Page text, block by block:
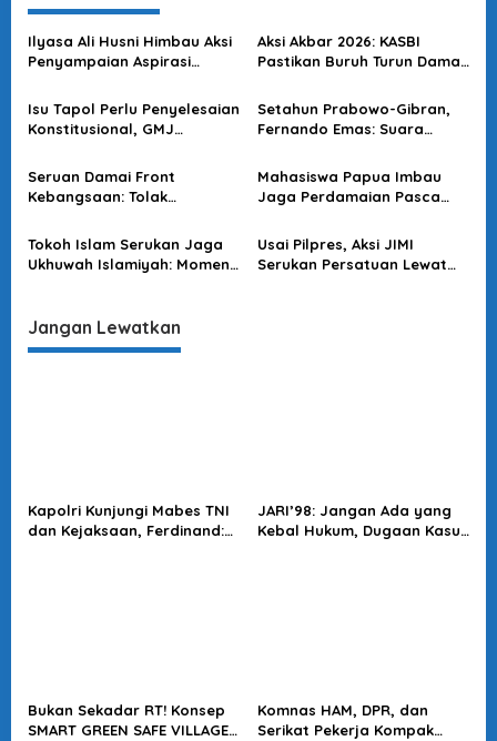
a
s
i
p
o
s
Ilyasa Ali Husni Himbau Aksi
Penyampaian Aspirasi
Perundang-undangan
Aksi Akbar 2026: KASBI
Pastikan Buruh Turun Damai,
dan Patuhi Aturan
Kepolisian
Isu Tapol Perlu Penyelesaian
Konstitusional, GMJ
Politik dalam Aksi Massa
Setahun Prabowo-Gibran,
Fernando Emas: Suara
Seruan Damai Front
Kebangsaan: Tolak
Reformasi Polri
Mahasiswa Papua Imbau
Jaga Perdamaian Pasca
Tokoh Islam Serukan Jaga
Ukhuwah Islamiyah: Momen
Polemik Gus Fuad Plered
Usai Pilpres, Aksi JIMI
Serukan Persatuan Lewat
Jangan Lewatkan
Kapolri Kunjungi Mabes TNI
dan Kejaksaan, Ferdinand:
JARI’98: Jangan Ada yang
Kebal Hukum, Dugaan Kasus
Bukan Sekadar RT! Konsep
SMART GREEN SAFE VILLAGE
Komnas HAM, DPR, dan
Serikat Pekerja Kompak